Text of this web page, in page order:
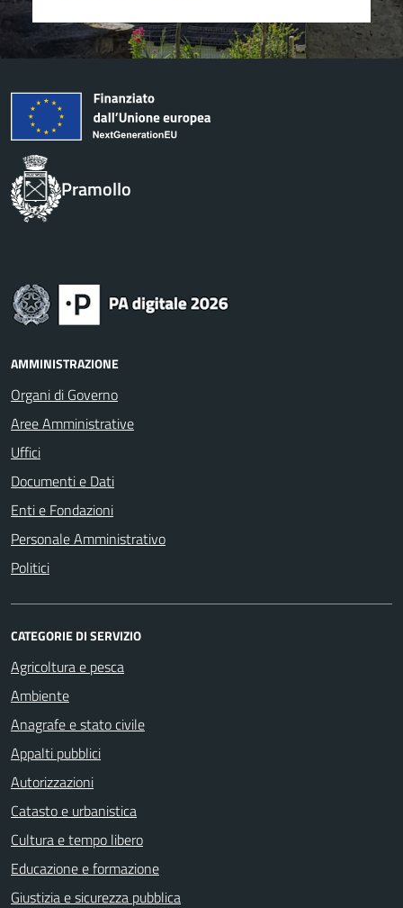
Pramollo
AMMINISTRAZIONE
Organi di Governo
Aree Amministrative
Uffici
Documenti e Dati
Enti e Fondazioni
Personale Amministrativo
Politici
CATEGORIE DI SERVIZIO
Agricoltura e pesca
Ambiente
Anagrafe e stato civile
Appalti pubblici
Autorizzazioni
Catasto e urbanistica
Cultura e tempo libero
Educazione e formazione
Giustizia e sicurezza pubblica